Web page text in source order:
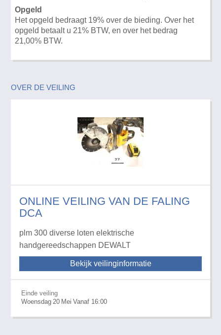
Opgeld
Het opgeld bedraagt 19% over de bieding. Over het
opgeld betaalt u 21% BTW, en over het bedrag
21,00% BTW.
OVER DE VEILING
ONLINE VEILING VAN DE FALING
DCA
plm 300 diverse loten elektrische
handgereedschappen DEWALT
Bekijk veilinginformatie
Einde veiling
Woensdag 20 Mei Vanaf 16:00